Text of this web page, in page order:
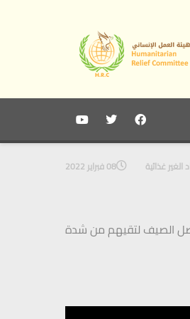
08 فبراير 2022 غذائية
الصيف لتقيهم من شدة